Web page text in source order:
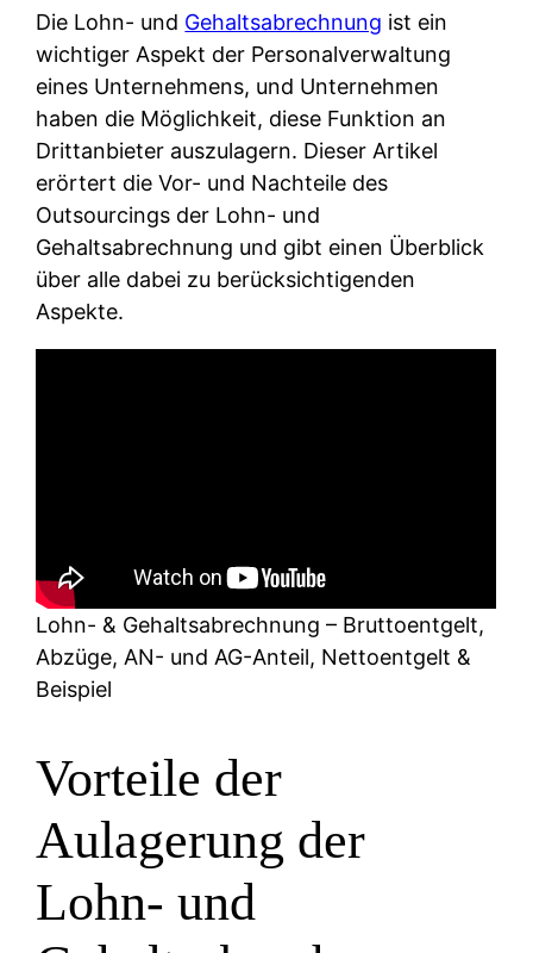
Die Lohn- und Gehaltsabrechnung ist ein
wichtiger Aspekt der Personalverwaltung
eines Unternehmens, und Unternehmen
haben die Möglichkeit, diese Funktion an
Drittanbieter auszulagern. Dieser Artikel
erörtert die Vor- und Nachteile des
Outsourcings der Lohn- und
Gehaltsabrechnung und gibt einen Überblick
über alle dabei zu berücksichtigenden
Aspekte.
Lohn- & Gehaltsabrechnung – Bruttoentgelt,
Abzüge, AN- und AG-Anteil, Nettoentgelt &
Beispiel
Vorteile der
Aulagerung der
Lohn- und